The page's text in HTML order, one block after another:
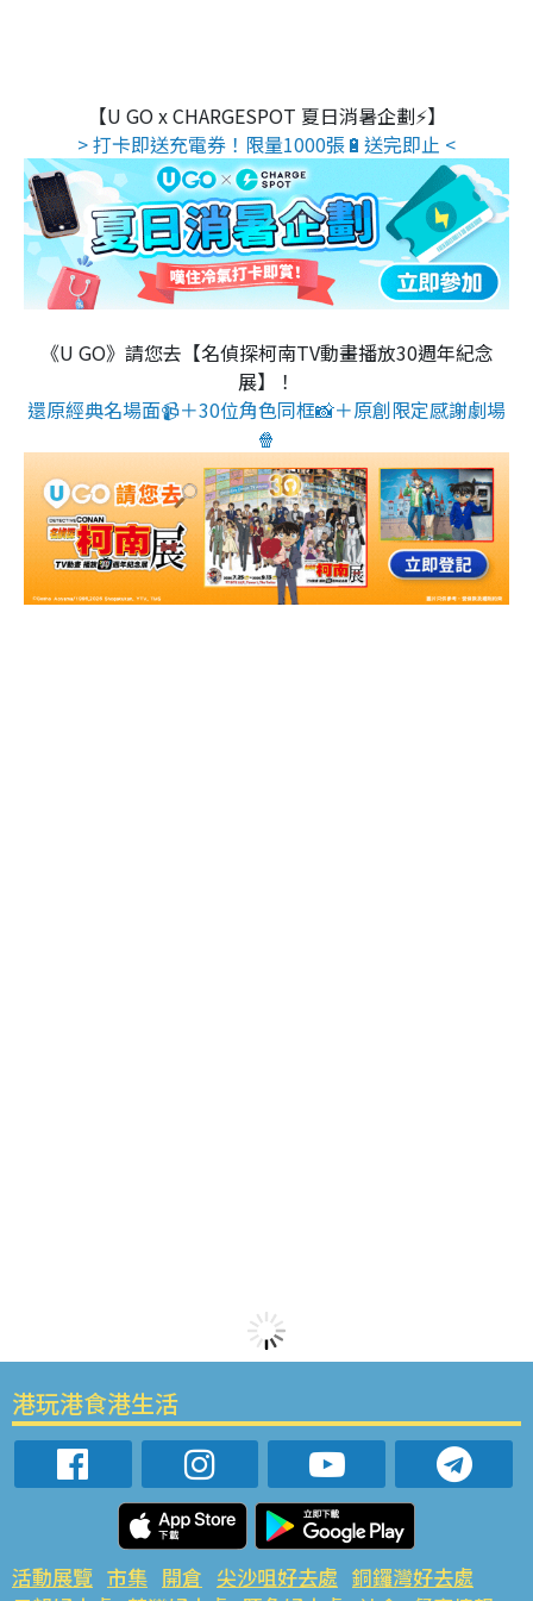
【U GO x CHARGESPOT 夏日消暑企劃⚡】
> 打卡即送充電券！限量1000張🔋送完即止 <
《U GO》請您去【名偵探柯南TV動畫播放30週年紀念
展】！
還原經典名場面📹＋30位角色同框📸＋原創限定感謝劇場
🍿
港玩港食港生活
活動展覽 市集 開倉 尖沙咀好去處 銅鑼灣好去處